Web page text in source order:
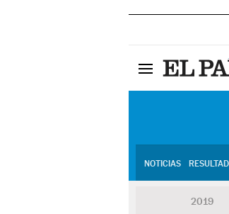
NOTICIAS
2019